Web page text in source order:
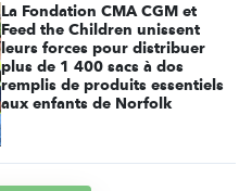
La Fondation CMA CGM et
Feed the Children unissent
leurs forces pour distribuer
plus de 1 400 sacs à dos
remplis de produits essentiels
aux enfants de Norfolk